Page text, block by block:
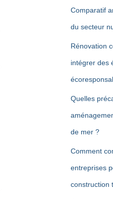
Comparatif
du secteur
Rénovation
intégrer des
Quelles
de mer ?
Comment
entreprises
construction